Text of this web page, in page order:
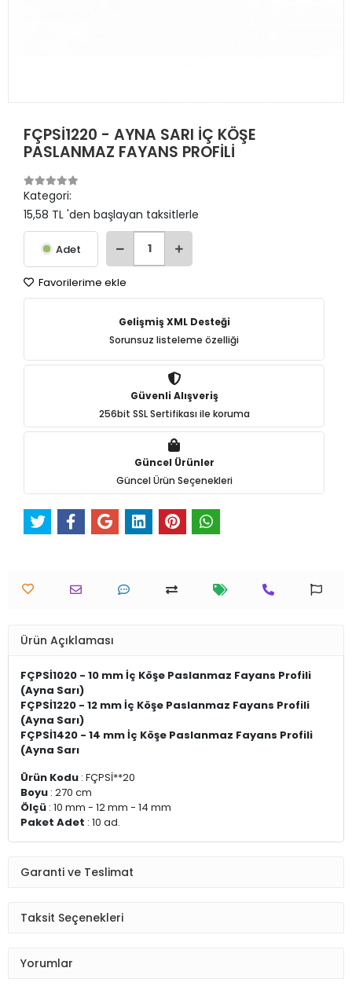
FÇPSİ1220 - AYNA SARI İÇ KÖŞE
PASLANMAZ FAYANS PROFİLİ
Kategori:
15,58 TL 'den başlayan taksitlerle
Adet
Favorilerime ekle
Gelişmiş XML Desteği
Sorunsuz listeleme özelliği
Güvenli Alışveriş
256bit SSL Sertifikası ile koruma
Güncel Ürünler
Güncel Ürün Seçenekleri
Ürün Açıklaması
FÇPSİ1020 - 10 mm İç Köşe Paslanmaz Fayans Profili
(Ayna Sarı)
FÇPSİ1220 - 12 mm İç Köşe Paslanmaz Fayans Profili
(Ayna Sarı)
FÇPSİ1420 - 14 mm İç Köşe Paslanmaz Fayans Profili
(Ayna Sarı
Ürün Kodu : FÇPSİ**20
Boyu : 270 cm
Ölçü : 10 mm - 12 mm - 14 mm
Paket Adet : 10 ad.
Garanti ve Teslimat
Taksit Seçenekleri
Yorumlar